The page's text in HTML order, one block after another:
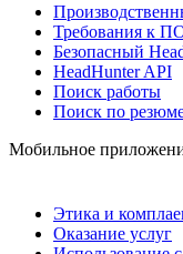
Требования к
Безопасный
HeadHunter API
Поиск работы
Поиск по
Мобильное
Этика и
Оказание услуг